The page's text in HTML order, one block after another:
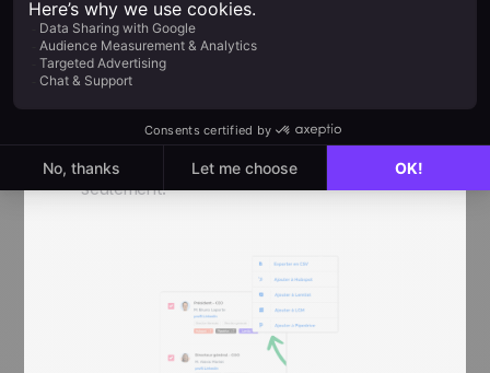
Exporter la liste obtenue pour l’intégrer dans
un CRM comme noCRM en quelques minutes
seulement.